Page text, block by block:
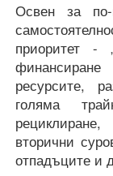
Освен за по-
приоритет -
ресурсите,
голяма
вторични
отпадъците и